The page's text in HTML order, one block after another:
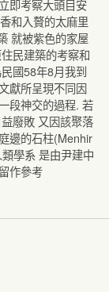
即考察大頭目安
和入贅的太麻里
就被紫色的家屋
民建築的考察和
國58年8月我到
獻所呈現不同因
段神交的過程. 若
廢敗 又因該聚落
邊的石柱(Menhir
學系 是由尹建中
作參考